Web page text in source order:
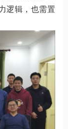
逻辑，也需置